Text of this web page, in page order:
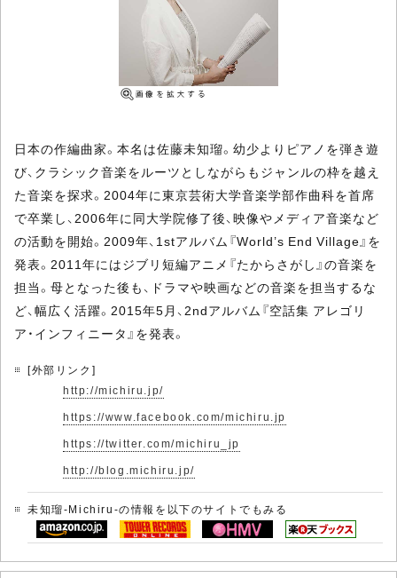
日本の作編曲家。本名は佐藤未知瑠。幼少よりピアノを弾き遊
び、クラシック音楽をルーツとしながらもジャンルの枠を越え
た音楽を探求。2004年に東京芸術大学音楽学部作曲科を首席
で卒業し、2006年に同大学院修了後、映像やメディア音楽など
の活動を開始。2009年、1stアルバム『World’s End Village』を
発表。2011年にはジブリ短編アニメ『たからさがし』の音楽を
担当。母となった後も、ドラマや映画などの音楽を担当するな
ど、幅広く活躍。2015年5月、2ndアルバム『空話集 アレゴリ
ア・インフィニータ』を発表。
[外部リンク]
http://michiru.jp/
https://www.facebook.com/michiru.jp
https://twitter.com/michiru_jp
http://blog.michiru.jp/
未知瑠-Michiru-の情報を以下のサイトでもみる